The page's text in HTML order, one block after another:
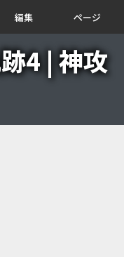
編集 ページ
4 | 神攻